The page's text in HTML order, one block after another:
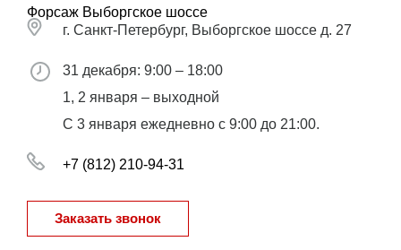
Форсаж Выборгское шоссе
г. Санкт-Петербург, Выборгское шоссе д. 27
31 декабря: 9:00 – 18:00
1, 2 января – выходной
С 3 января ежедневно с 9:00 до 21:00.
+7 (812) 210-94-31
Заказать звонок